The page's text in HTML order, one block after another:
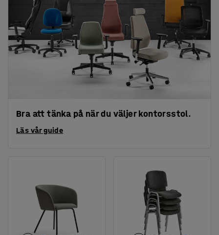
Bra att tänka på när du väljer kontorsstol.
Läs vår guide